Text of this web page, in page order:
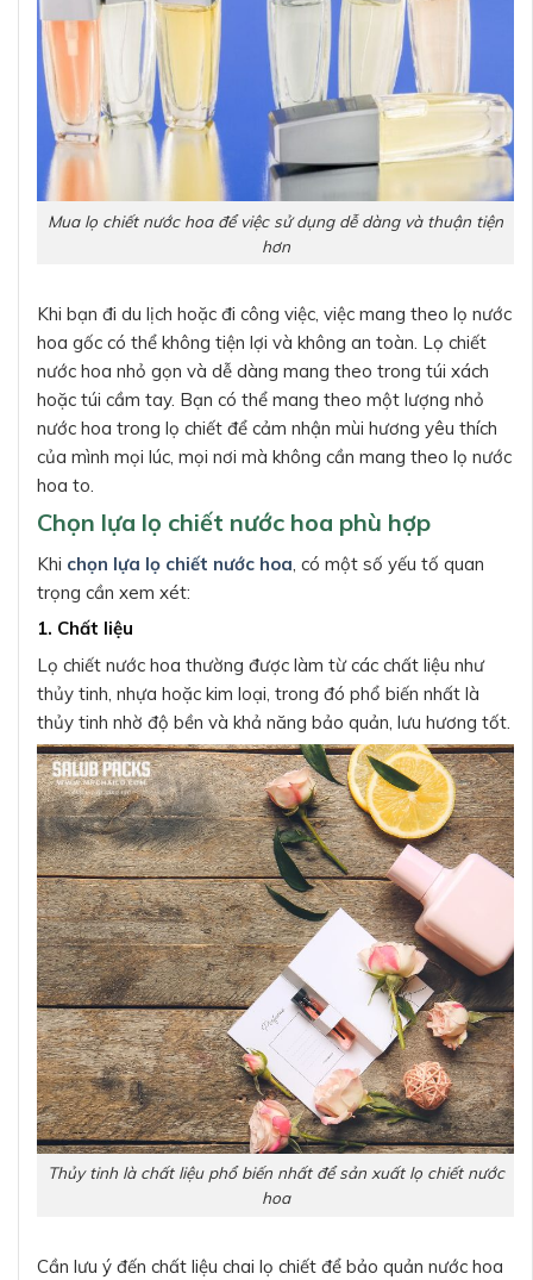
Mua lọ chiết nước hoa để việc sử dụng dễ dàng và thuận tiện
hơn
Khi bạn đi du lịch hoặc đi công việc, việc mang theo lọ nước
hoa gốc có thể không tiện lợi và không an toàn. Lọ chiết
nước hoa nhỏ gọn và dễ dàng mang theo trong túi xách
hoặc túi cầm tay. Bạn có thể mang theo một lượng nhỏ
nước hoa trong lọ chiết để cảm nhận mùi hương yêu thích
của mình mọi lúc, mọi nơi mà không cần mang theo lọ nước
hoa to.
Chọn lựa lọ chiết nước hoa phù hợp
Khi chọn lựa lọ chiết nước hoa, có một số yếu tố quan
trọng cần xem xét:
1. Chất liệu
Lọ chiết nước hoa thường được làm từ các chất liệu như
thủy tinh, nhựa hoặc kim loại, trong đó phổ biến nhất là
thủy tinh nhờ độ bền và khả năng bảo quản, lưu hương tốt.
Thủy tinh là chất liệu phổ biến nhất để sản xuất lọ chiết nước
hoa
Cần lưu ý đến chất liệu chai lọ chiết để bảo quản nước hoa